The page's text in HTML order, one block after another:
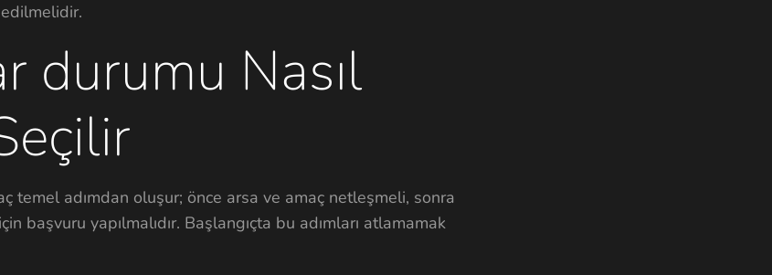
durumu Nasıl
temel adımdan oluşur; önce arsa ve amaç netleşmeli, sonra
başvuru yapılmalıdır. Başlangıçta bu adımları atlamamak